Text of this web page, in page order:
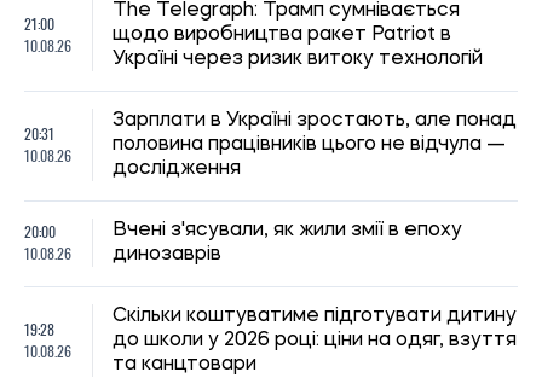
21:00
10.08.26
The Telegraph: Трамп сумнівається
щодо виробництва ракет Patriot в
Україні через ризик витоку технологій
20:31
10.08.26
Зарплати в Україні зростають, але понад
половина працівників цього не відчула —
дослідження
20:00
10.08.26
Вчені з'ясували, як жили змії в епоху
динозаврів
19:28
10.08.26
Скільки коштуватиме підготувати дитину
до школи у 2026 році: ціни на одяг, взуття
та канцтовари